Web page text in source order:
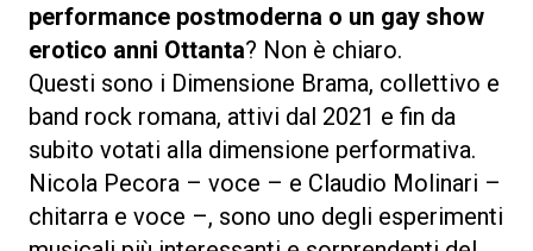
performance postmoderna o un gay show
erotico anni Ottanta? Non è chiaro.
Questi sono i Dimensione Brama, collettivo e
band rock romana, attivi dal 2021 e fin da
subito votati alla dimensione performativa.
Nicola Pecora – voce – e Claudio Molinari –
chitarra e voce –, sono uno degli esperimenti